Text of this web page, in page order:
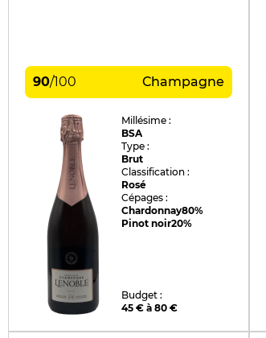
90/100 Champagne
Millésime :
BSA
Type :
Brut
Classification :
Rosé
Cépages :
Chardonnay80%
Pinot noir20%
Budget :
45 € à 80 €